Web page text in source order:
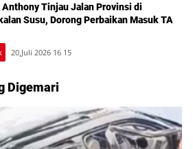
Anthony Tinjau Jalan Provinsi di
Susu, Dorong Perbaikan Masuk TA
20,Juli 2026 16 15
Digemari